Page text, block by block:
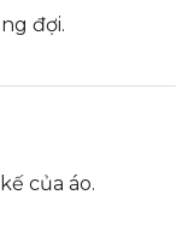
đợi.
của áo.